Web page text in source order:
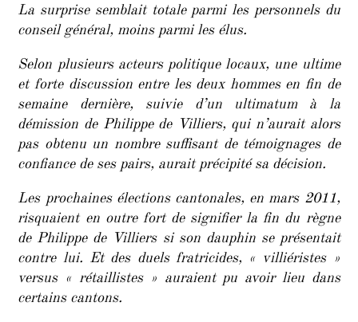
La surprise semblait totale parmi les personnels du
conseil général, moins parmi les élus.
Selon plusieurs acteurs politique locaux, une ultime
et forte discussion entre les deux hommes en fin de
semaine dernière, suivie d’un ultimatum à la
démission de Philippe de Villiers, qui n’aurait alors
pas obtenu un nombre suffisant de témoignages de
confiance de ses pairs, aurait précipité sa décision.
Les prochaines élections cantonales, en mars 2011,
risquaient en outre fort de signifier la fin du règne
de Philippe de Villiers si son dauphin se présentait
contre lui. Et des duels fratricides, « villiéristes »
versus « rétaillistes » auraient pu avoir lieu dans
certains cantons.